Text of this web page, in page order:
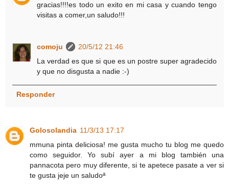
gracias!!!!es todo un exito en mi casa y cuando tengo
visitas a comer,un saludo!!!
comoju
20/5/12 21:46
La verdad es que si que es un postre super agradecido
y que no disgusta a nadie :-)
Responder
Golosolandia 11/3/13 17:17
mmuna pinta deliciosa! me gusta mucho tu blog me quedo
como seguidor. Yo subí ayer a mi blog también una
pannacota pero muy diferente, si te apetece pasate a ver si
te gusta jeje un saludoª